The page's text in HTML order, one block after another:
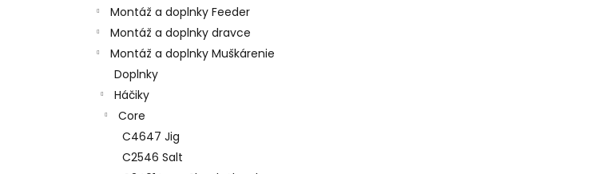
Montáž a doplnky Feeder
Montáž a doplnky dravce
Montáž a doplnky Muškárenie
Doplnky
Háčiky
Core
C4647 Jig
C2546 Salt